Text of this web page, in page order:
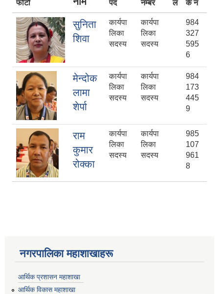
फोटो पद नम्बर ल र्क नं
सुनिता
शिवा
कार्यपा
लिका
सदस्य
कार्यपा
लिका
सदस्य
984
327
595
6
मेन्दोक
लामा
शेर्पा
कार्यपा
लिका
सदस्य
कार्यपा
लिका
सदस्य
984
173
445
9
राम
कुमार
रोक्का
कार्यपा
लिका
सदस्य
कार्यपा
लिका
सदस्य
985
107
961
8
नगरपालिका महाशाखाहरू
आर्थिक प्रशासन महाशाखा
आर्थिक विकास महाशाखा